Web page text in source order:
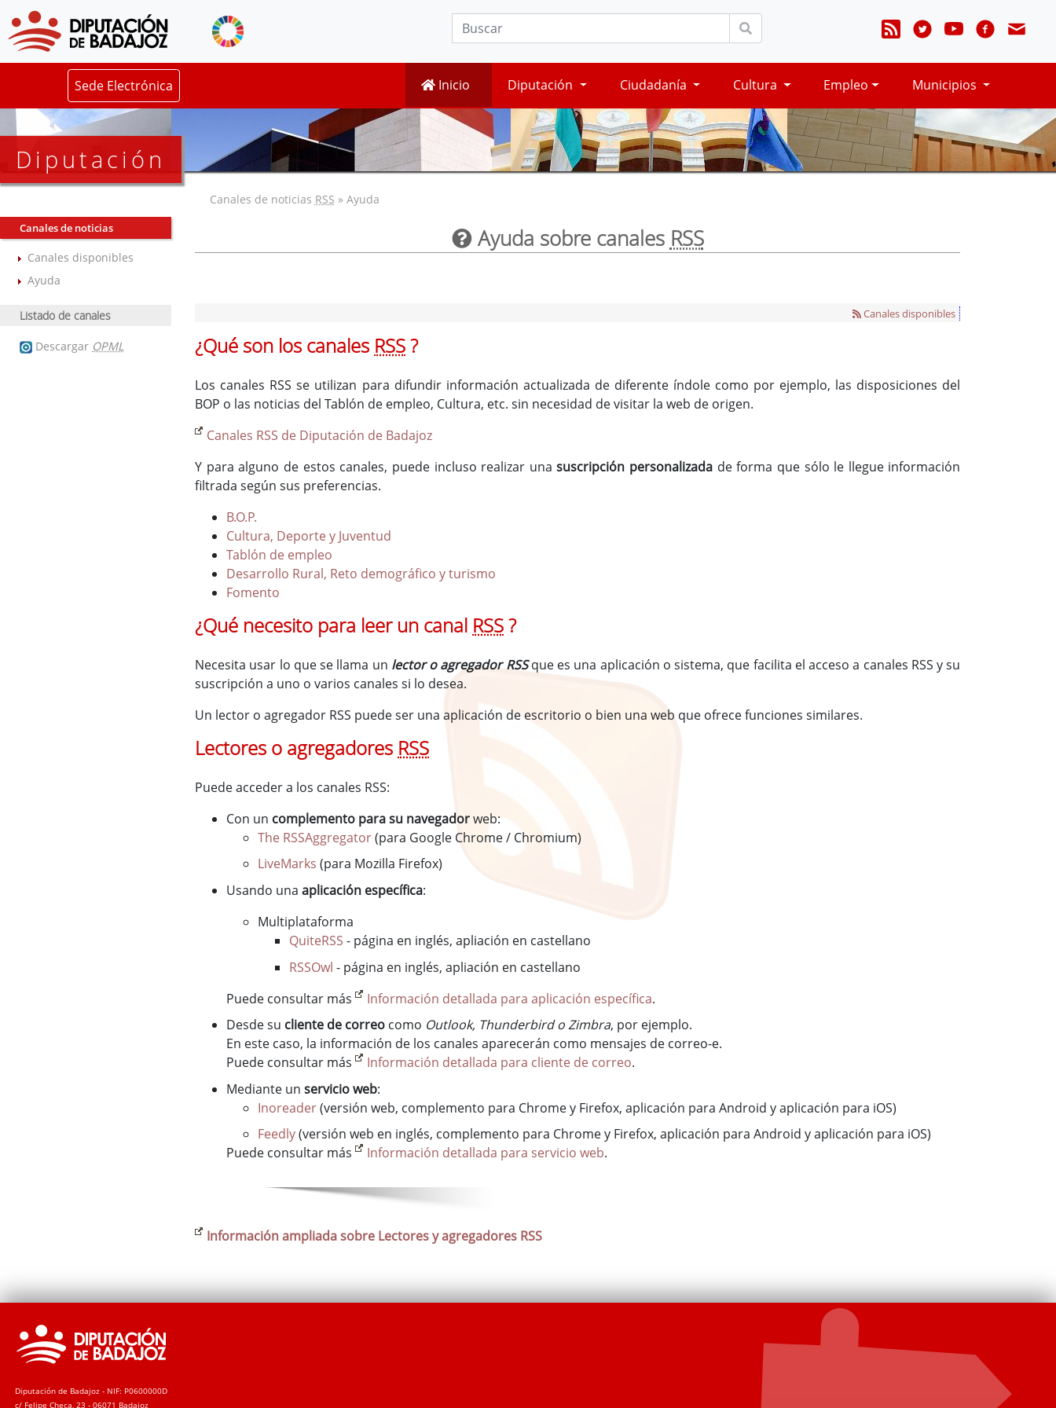
Sede Electrónica Inicio Diputación Ciudadanía Cultura Empleo Municipios
Diputación
Canales de noticias
Canales disponibles
Ayuda
Listado de canales
Descargar OPML
Canales de noticias RSS » Ayuda
Ayuda sobre canales RSS
Canales disponibles
¿Qué son los canales RSS?
Los canales RSS se utilizan para difundir información actualizada de diferente índole como por ejemplo, las disposiciones del
BOP o las noticias del Tablón de empleo, Cultura, etc. sin necesidad de visitar la web de origen.
Canales RSS de Diputación de Badajoz
Y para alguno de estos canales, puede incluso realizar unasuscripción personalizada de forma que sólo le llegue información
filtrada según sus preferencias.
B.O.P.
Cultura, Deporte y Juventud
Tablón de empleo
Desarrollo Rural, Reto demográfico y turismo
Fomento
¿Qué necesito para leer un canal RSS?
Necesita usar lo que se llama un lector o agregador RSSque es una aplicación o sistema, que facilita el acceso a canales RSS y su
suscripción a uno o varios canales si lo desea.
Un lector o agregador RSS puede ser una aplicación de escritorio o bien una web que ofrece funciones similares.
Lectores o agregadores RSS
Puede acceder a los canales RSS:
Con un complemento para su navegadorweb:
The RSSAggregator(para Google Chrome / Chromium)
LiveMarks(para Mozilla Firefox)
Usando unaaplicación específica:
Multiplataforma
QuiteRSS - página en inglés, apliación en castellano
RSSOwl - página en inglés, apliación en castellano
Puede consultar más
Información detallada para aplicación específica.
Desde su cliente de correo como Outlook, Thunderbird o Zimbra, por ejemplo.
En este caso, la información de los canales aparecerán como mensajes de correo-e.
Puede consultar más
Información detallada para cliente de correo.
Mediante unservicio web:
Inoreader(versión web, complemento para Chrome y Firefox, aplicación para Android y aplicación para iOS)
Feedly(versión web en inglés, complemento para Chrome y Firefox, aplicación para Android y aplicación para iOS)
Puede consultar más
Información detallada para servicio web.
Información ampliada sobre Lectores y agregadores RSS
Diputación de Badajoz - NIF: P0600000D
c/ Felipe Checa, 23 - 06071 Badajoz